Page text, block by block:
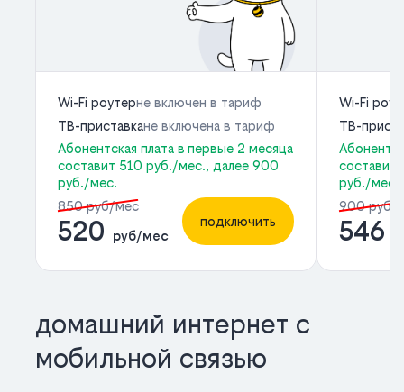
Wi-Fi роутерне включен в тариф
ТВ-приставкане включена в тариф
Абонентская плата в первые 2 месяца
составит 510 руб./мес., далее 900
руб./мес.
850 руб/мес
520 руб/мес
подключить
Wi-Fi
ТВ-
составит
руб./мес.
900 руб/
546
домашний интернет с
мобильной связью